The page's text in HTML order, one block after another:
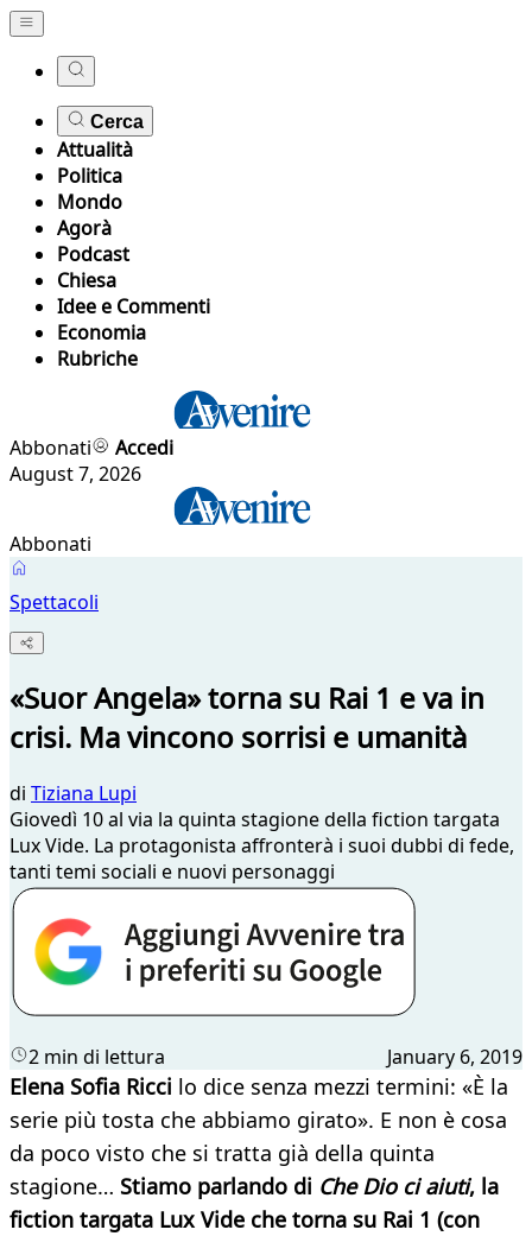
Cerca
Attualità
Politica
Mondo
Agorà
Podcast
Chiesa
Idee e Commenti
Economia
Rubriche
Abbonati
Accedi
August 7, 2026
Abbonati
Spettacoli
«Suor Angela» torna su Rai 1 e va in
crisi. Ma vincono sorrisi e umanità
di Tiziana Lupi
Giovedì 10 al via la quinta stagione della fiction targata
Lux Vide. La protagonista affronterà i suoi dubbi di fede,
tanti temi sociali e nuovi personaggi
2 min di lettura January 6, 2019
Elena Sofia Ricci lo dice senza mezzi termini: «È la
serie più tosta che abbiamo girato». E non è cosa
da poco visto che si tratta già della quinta
stagione… Stiamo parlando di Che Dio ci aiuti, la
fiction targata Lux Vide che torna su Rai 1 (con